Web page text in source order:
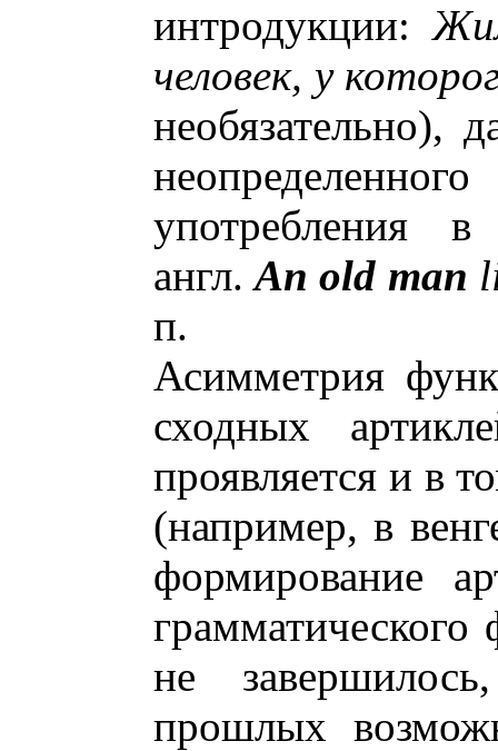
интродукции:
человек, у
необязательно),
употребления
англ.An old man
п.
Асимметрия
сходных
проявляется и в
(например, в
формирование
не
прошлых